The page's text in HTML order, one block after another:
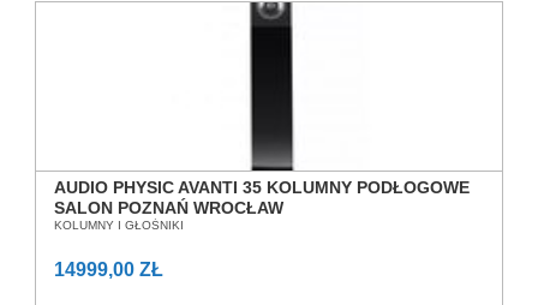
AUDIO PHYSIC AVANTI 35 KOLUMNY PODŁOGOWE
SALON POZNAŃ WROCŁAW
KOLUMNY I GŁOŚNIKI
14999,00 ZŁ